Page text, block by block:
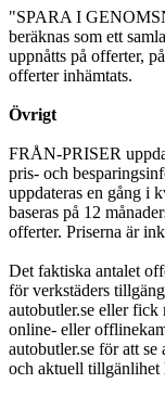
"SPARA I
beräknas som ett
uppnåtts på offerter,
offerter inhämtats.
Övrigt
FRÅN-PRISER
pris- och
uppdateras en gång i
baseras på 12
offerter. Priserna är
Det faktiska antalet
för verkstäders
autobutler.se eller fick
online- eller
autobutler.se för att
och aktuell tillgänlihet